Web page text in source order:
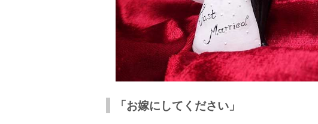
「お嫁にしてください」